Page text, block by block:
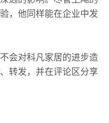
，他同样能在企业中发
会对科凡家居的进步造
转发，并在评论区分享